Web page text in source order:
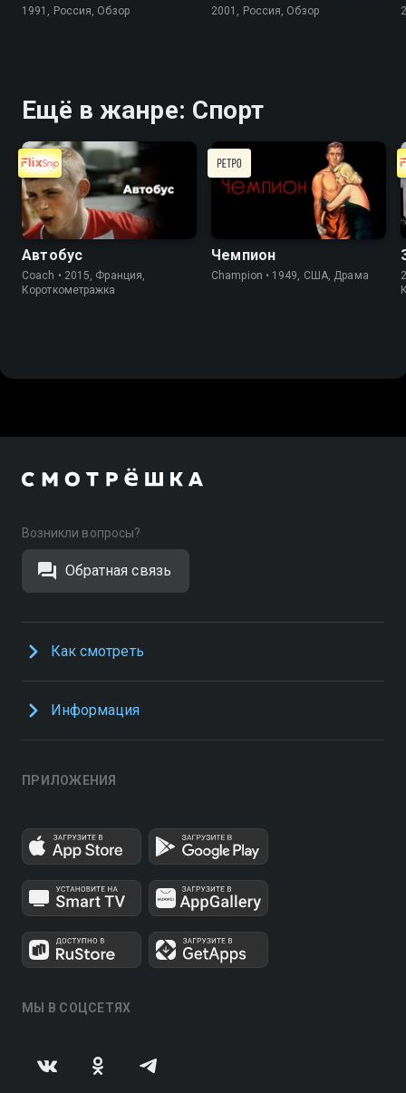
1991, Россия, Обзор 2001, Россия, Обзор
Ещё в жанре: Спорт
Автобус
Coach • 2015, Франция,
Короткометражка
Чемпион
Champion • 1949, США, Драма
Возникли вопросы?
Обратная связь
Как смотреть
Информация
ПРИЛОЖЕНИЯ
МЫ В СОЦСЕТЯХ